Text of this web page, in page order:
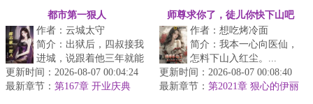
后半个月...
有兴趣来部里？
打狗男女，林...
了……
都市第一狠人
作者：云城太守
简介：出狱后，四叔接我
进城，说跟着他三年就能
买房买车。&lt;br/&gt;可
转眼，他被人陷害破产，
更新时间：2026-08-07 00:04:24
最新章节： 第167章 开业庆典
师尊求你了，徒儿你快下山吧
作者：想吃烤冷面
简介：我本一心向医仙，
怎料下山入红尘。...
更新时间：2026-08-07 00:08:40
最新章节： 第2021章 狠心的伊丽